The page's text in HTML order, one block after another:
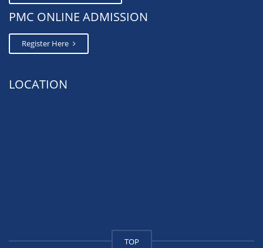
PMC ONLINE ADMISSION
Register Here
LOCATION
TOP